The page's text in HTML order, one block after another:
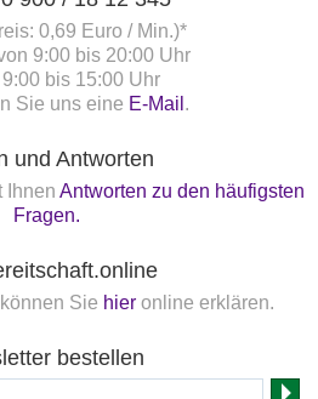
0,69 Euro / Min.)*
9:00 bis 20:00 Uhr
bis 15:00 Uhr
Sie uns eine E-Mail .
und Antworten
Ihnen Antworten zu den häufigsten
Fragen.
Sie hier online erklären.
bestellen